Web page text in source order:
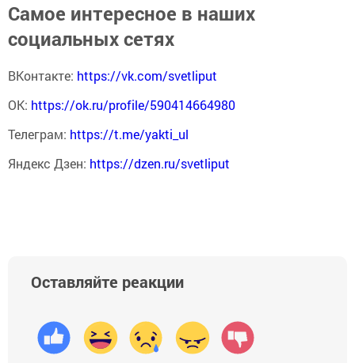
Самое интересное в наших
социальных сетях
ВКонтакте: https://vk.com/svetliput
ОК: https://ok.ru/profile/590414664980
Телеграм: https://t.me/yakti_ul
Яндекс Дзен: https://dzen.ru/svetliput
Оставляйте реакции